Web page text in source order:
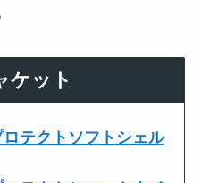
ケット
テクトソフトシェル